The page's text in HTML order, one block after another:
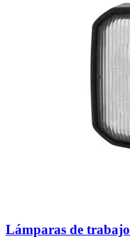
Lámparas de trabajo